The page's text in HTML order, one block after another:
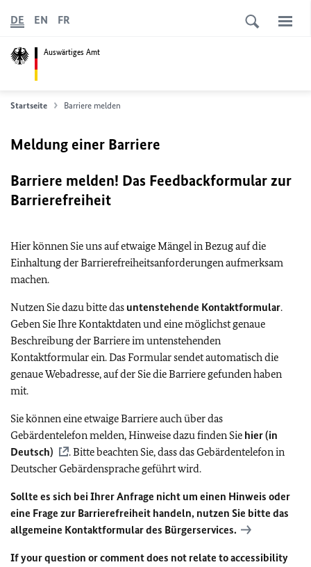
Auswärtiges Amt
DE EN FR
Startseite Barriere melden
Meldung einer Barriere
Barriere melden! Das Feedbackformular zur
Barrierefreiheit
Hier können Sie uns auf etwaige Mängel in Bezug auf die
Einhaltung der Barrierefreiheitsanforderungen aufmerksam
machen.
Nutzen Sie dazu bitte das untenstehende Kontaktformular.
Geben Sie Ihre Kontaktdaten und eine möglichst genaue
Beschreibung der Barriere im untenstehenden
Kontaktformular ein. Das Formular sendet automatisch die
genaue Webadresse, auf der Sie die Barriere gefunden haben
mit.
Sie können eine etwaige Barriere auch über das
Gebärdentelefon melden, Hinweise dazu finden Sie hier (in
Deutsch)
. Bitte beachten Sie, dass das Gebärdentelefon in
Deutscher Gebärdensprache geführt wird.
Sollte es sich bei Ihrer Anfrage nicht um einen Hinweis oder
eine Frage zur Barrierefreiheit handeln, nutzen Sie bitte das
allgemeine Kontaktformular des Bürgerservices.
If your question or comment does not relate to accessibility